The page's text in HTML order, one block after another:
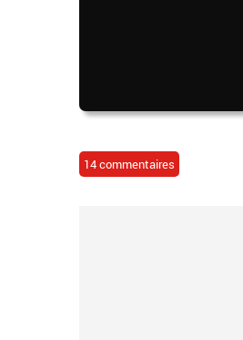
14 commentaires